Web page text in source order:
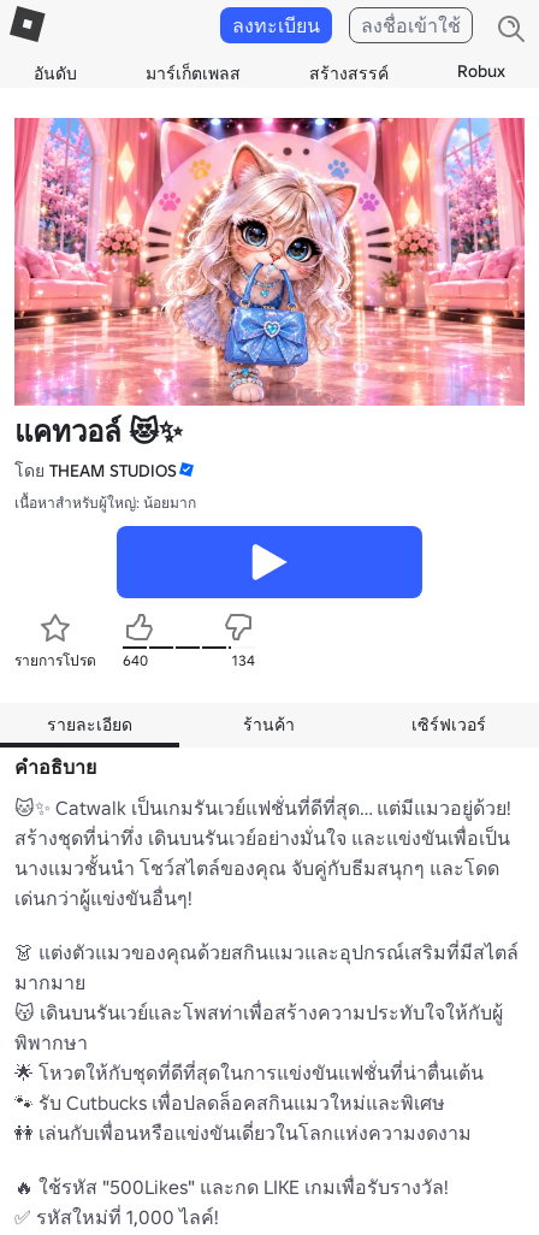
อันดับ มาร์เก็ตเพลส สร้างสรรค์ Robux
ลงทะเบียน ลงชื่อเข้าใช้
แคทวอล์ 😻✨
โดย THEAM STUDIOS
เนื้อหาสำหรับผู้ใหญ่: น้อยมาก
รายการโปรด 640 134
รายละเอียด ร้านค้า เซิร์ฟเวอร์
คำอธิบาย
🐱✨ Catwalk เป็นเกมรันเวย์แฟชั่นที่ดีที่สุด… แต่มีแมวอยู่ด้วย!
สร้างชุดที่น่าทึ่ง เดินบนรันเวย์อย่างมั่นใจ และแข่งขันเพื่อเป็น
นางแมวชั้นนำ โชว์สไตล์ของคุณ จับคู่กับธีมสนุกๆ และโดด
เด่นกว่าผู้แข่งขันอื่นๆ!
👗 แต่งตัวแมวของคุณด้วยสกินแมวและอุปกรณ์เสริมที่มีสไตล์
มากมาย
😽 เดินบนรันเวย์และโพสท่าเพื่อสร้างความประทับใจให้กับผู้
พิพากษา
🌟 โหวตให้กับชุดที่ดีที่สุดในการแข่งขันแฟชั่นที่น่าตื่นเต้น
🐾 รับ Cutbucks เพื่อปลดล็อคสกินแมวใหม่และพิเศษ
👭 เล่นกับเพื่อนหรือแข่งขันเดี่ยวในโลกแห่งความงดงาม
🔥 ใช้รหัส "500Likes" และกด LIKE เกมเพื่อรับรางวัล!
✅ รหัสใหม่ที่ 1,000 ไลค์!